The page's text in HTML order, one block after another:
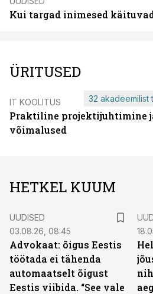
Kui targad inimesed
ÜRITUSED
IT KOOLITUS
Praktiline projektijuhtimine
võimalused
32 akadeemilist
HETKEL KUUM
UUDISED
03.08.26, 08:45
Advokaat: õigus Eestis
töötada ei tähenda
automaatselt õigust
Eestis viibida. “See vale